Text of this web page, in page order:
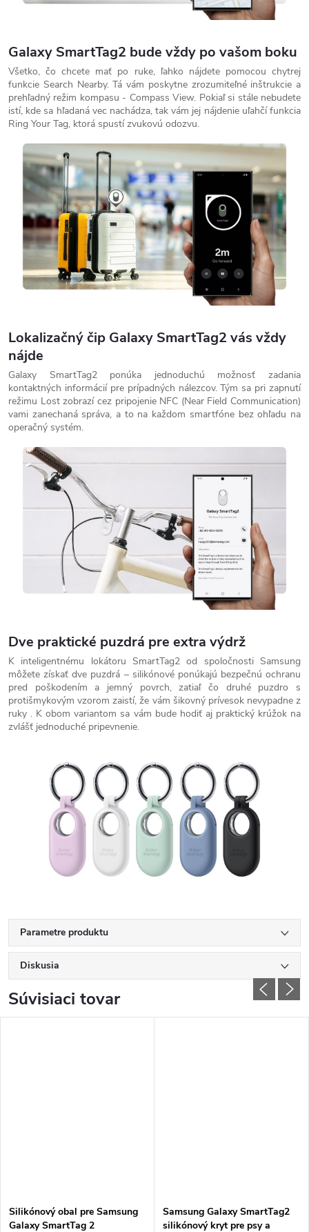
Galaxy SmartTag2 bude vždy po vašom boku
Všetko, čo chcete mať po ruke, ľahko nájdete pomocou chytrej
funkcie Search Nearby. Tá vám poskytne zrozumiteľné inštrukcie a
prehľadný režim kompasu - Compass View. Pokiaľ si stále nebudete
istí, kde sa hľadaná vec nachádza, tak vám jej nájdenie uľahčí funkcia
Ring Your Tag, ktorá spustí zvukovú odozvu.
Lokalizačný čip Galaxy SmartTag2 vás vždy
nájde
Galaxy SmartTag2 ponúka jednoduchú možnosť zadania
kontaktných informácií pre prípadných nálezcov. Tým sa pri zapnutí
režimu Lost zobrazí cez pripojenie NFC (Near Field Communication)
vami zanechaná správa, a to na každom smartfóne bez ohľadu na
operačný systém.
Dve praktické puzdrá pre extra výdrž
K inteligentnému lokátoru SmartTag2 od spoločnosti Samsung
môžete získať dve puzdrá – silikónové ponúkajú bezpečnú ochranu
pred poškodením a jemný povrch, zatiaľ čo druhé puzdro s
protišmykovým vzorom zaistí, že vám šikovný prívesok nevypadne z
ruky . K obom variantom sa vám bude hodiť aj praktický krúžok na
zvlášť jednoduché pripevnenie.
Parametre produktu
Diskusia
Súvisiaci tovar
Silikónový obal pre Samsung
Galaxy SmartTag 2
Samsung Galaxy SmartTag2
silikónový kryt pre psy a